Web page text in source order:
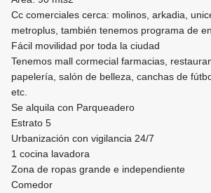
Cc comerciales cerca: molinos, arkadia,
metroplus, también tenemos programa de
Fácil movilidad por toda la ciudad
Tenemos mall cormecial farmacias,
papelería, salón de belleza, canchas de
etc.
Se alquila con Parqueadero
Estrato 5
Urbanización con vigilancia 24/7
1 cocina lavadora
Zona de ropas grande e independiente
Comedor